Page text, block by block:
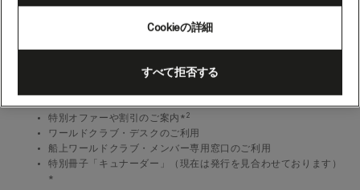
シルバー - 1回目のクルーズ終了後
特別オファーや割引のご案内* 2
ワールドクラブ・デスクのご利用
船上ワールドクラブ・メンバー専用窓口のご利用
特別冊子「キュナーダー」（現在は発行を見合わせております）
*
Cookieの詳細
すべて拒否する